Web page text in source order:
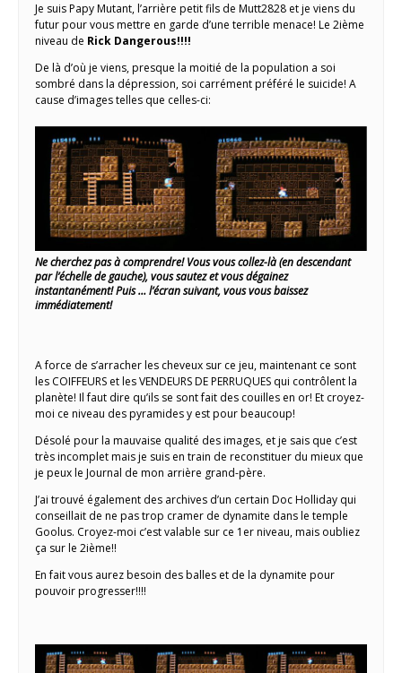
Je suis Papy Mutant, l’arrière petit fils de Mutt2828 et je viens du
futur pour vous mettre en garde d’une terrible menace! Le 2ième
niveau de Rick Dangerous!!!!
De là d’où je viens, presque la moitié de la population a soi
sombré dans la dépression, soi carrément préféré le suicide! A
cause d’images telles que celles-ci:
Ne cherchez pas à comprendre! Vous vous collez-là (en descendant
par l’échelle de gauche), vous sautez et vous dégainez
instantanément! Puis … l’écran suivant, vous vous baissez
immédiatement!
A force de s’arracher les cheveux sur ce jeu, maintenant ce sont
les COIFFEURS et les VENDEURS DE PERRUQUES qui contrôlent la
planète! Il faut dire qu’ils se sont fait des couilles en or! Et croyez-
moi ce niveau des pyramides y est pour beaucoup!
Désolé pour la mauvaise qualité des images, et je sais que c’est
très incomplet mais je suis en train de reconstituer du mieux que
je peux le Journal de mon arrière grand-père.
J’ai trouvé également des archives d’un certain Doc Holliday qui
conseillait de ne pas trop cramer de dynamite dans le temple
Goolus. Croyez-moi c’est valable sur ce 1er niveau, mais oubliez
ça sur le 2ième!!
En fait vous aurez besoin des balles et de la dynamite pour
pouvoir progresser!!!!